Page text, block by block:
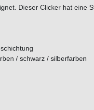
Dieser Clicker hat eine
/ schwarz / silberfarben